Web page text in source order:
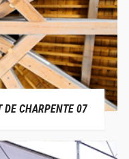
DE CHARPENTE 07